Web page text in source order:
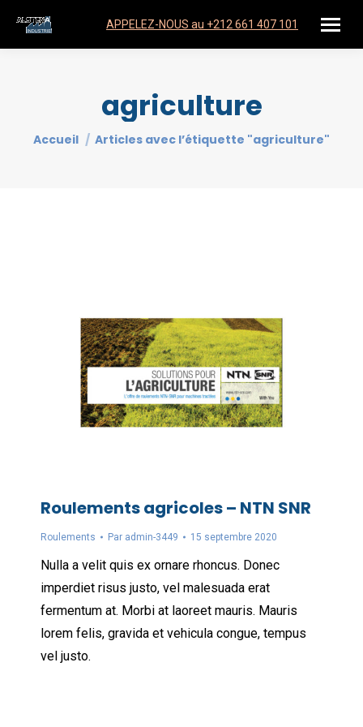
APPELEZ-NOUS au +212 661 407 101
agriculture
Vous êtes ici :
Accueil Articles avec l’étiquette "agriculture"
Roulements agricoles – NTN SNR
Roulements Par admin-3449 15 septembre 2020
Nulla a velit quis ex ornare rhoncus. Donec
imperdiet risus justo, vel malesuada erat
fermentum at. Morbi at laoreet mauris. Mauris
lorem felis, gravida et vehicula congue, tempus
vel justo.